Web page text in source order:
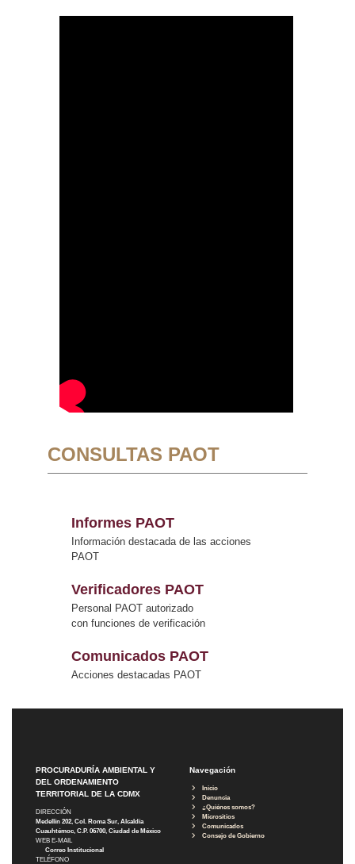
CONSULTAS PAOT
Informes PAOT
Información destacada de las acciones
PAOT
Verificadores PAOT
Personal PAOT autorizado
con funciones de verificación
Comunicados PAOT
Acciones destacadas PAOT
PROCURADURÍA AMBIENTAL Y
DEL ORDENAMIENTO
TERRITORIAL DE LA CDMX
DIRECCIÓN
Medellín 202, Col. Roma Sur, Alcaldía
Cuauhtémoc, C.P. 06700, Ciudad de México
WEB E-MAIL
Correo Institucional
TELÉFONO
Navegación
Inicio
Denuncia
¿Quiénes somos?
Micrositios
Comunicados
Consejo de Gobierno